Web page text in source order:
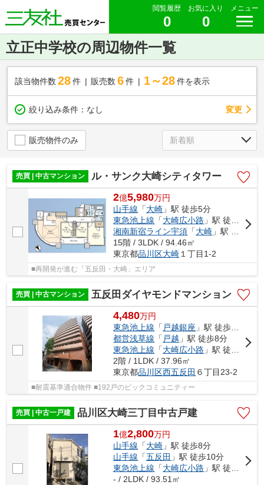
閲覧履歴
0
お気に入り
0
メニュー
立正中学校の周辺物件一覧
該当物件数 28件 販売数 6 件 1～28 件を表示
絞り込み条件： なし 変更
販売物件のみ
売買 | 中古マンション ル・サンク大崎シティタワー
2億5,980万円
山手線 「大崎 」駅 徒歩5分
東急池上線 「大崎広小路 」駅 徒歩5分
湘南新宿ライン宇須 「大崎 」駅 徒歩5分
15階 / 3LDK / 94.46㎡
東京都品川区大崎１丁目1-2
■再開発が進む「五反田・大崎」エリア
売買 | 中古マンション 五反田ダイヤモンドマンション
4,480万円
東急池上線 「 戸越銀座 」駅 徒歩8分
都営浅草線 「 戸越 」駅 徒歩8分
東急池上線 「大崎広小路 」駅 徒歩10分
2階 / 1LDK / 37.96㎡
東京都品川区西五反田 ６丁目23-2
■耐震基準適合物件 ■192戸のビックコミュニティー
売買 | 中古一戸建 品川区大崎三丁目中古戸建
1億2,800万円
山手線 「大崎 」駅 徒歩8分
山手線 「五反田 」駅 徒歩10分
東急池上線 「大崎広小路 」駅 徒歩5分
- / 2LDK / 93.51㎡